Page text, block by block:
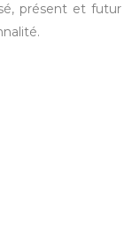
présent et futur